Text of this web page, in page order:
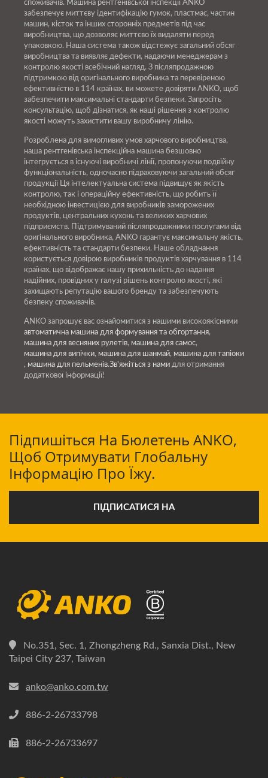
споживачів. Машина рентгенівської інспекції ANKO
забезпечує миттєву ідентифікацію гумок, пластмас, частин
машин, кісток та інших сторонніх предметів під час
виробництва, що дозволяє миттєво їх видаляти перед
упаковкою. Наша система також відстежує загальний обсяг
виробництва та виявляє дефекти, надаючи менеджерам з
контролю якості всебічний нагляд. З післяпродажною
підтримкою від оригінального виробника та перевіреною
ефективністю в 114 країнах, ви можете довіряти ANKO, щоб
забезпечити максимальні стандарти безпеки. Запросіть
консультацію, щоб дізнатися, як наші рішення з контролю
якості можуть захистити вашу виробничу лінію.
Розроблена для вимогливих умов харчового виробництва,
наша рентгенівська інспекційна машина безшовно
інтегрується в існуючі виробничі лінії, пропонуючи подвійну
функціональність, одночасно підраховуючи загальний обсяг
продукції Ця інтелектуальна система підвищує як якість
контролю, так і операційну ефективність, що робить її
необхідною інвестицією для виробників заморожених
продуктів, центральних кухонь та великих харчових
підприємств. Підтримуваний післяпродажними послугами від
оригінального виробника, ANKO гарантує максимальну якість,
ефективність та стандарти безпеки. Наше обладнання
користується довірою виробників продуктів харчування в 114
країнах, що відображає нашу прихильність до надання
надійних, провідних у галузі рішень контролю якості, які
захищають репутацію вашого бренду та забезпечують
безпеку споживачів.
ANKO запрошує вас ознайомитися з нашими високоякісними
автоматична машина для формування та обгортання,
машина для весняних рулетів, машина для самос,
машина для випічки, машина для шанмай, машина для тапіоки
, машина для пельменів.Зв'яжіться з нами для отримання
додаткової інформації!
Підпишіться На Бюлетень ANKO,
Щоб Отримувати Глобальну
Інформацію Про Їжу.
ПІДПИСАТИСЯ НА
No.351, Sec. 1, Zhongzheng Rd., Sanxia Dist., New
Taipei City 237, Taiwan
anko@anko.com.tw
886-2-26733798
886-2-26733697